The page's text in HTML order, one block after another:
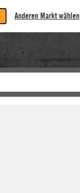
Anderen Markt wählen